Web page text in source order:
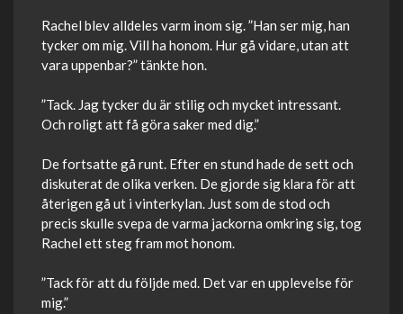
Rachel blev alldeles varm inom sig. ”Han ser mig, han
tycker om mig. Vill ha honom. Hur gå vidare, utan att
vara uppenbar?” tänkte hon.
”Tack. Jag tycker du är stilig och mycket intressant.
Och roligt att få göra saker med dig.”
De fortsatte gå runt. Efter en stund hade de sett och
diskuterat de olika verken. De gjorde sig klara för att
återigen gå ut i vinterkylan. Just som de stod och
precis skulle svepa de varma jackorna omkring sig, tog
Rachel ett steg fram mot honom.
”Tack för att du följde med. Det var en upplevelse för
mig.”